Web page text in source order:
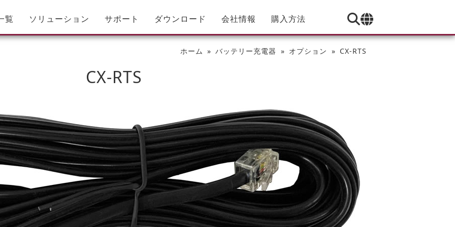
覧 ソリューション サポート ダウンロード 会社情報 購入方法
ホーム バッテリー充電器 オプション CX-RTS
CX-RTS